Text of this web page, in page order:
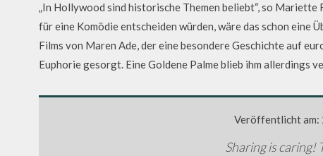
„In Hollywood sind historische Themen beliebt“, so Mariette
für eine Komödie entscheiden würden, wäre das schon eine
Films von Maren Ade, der eine besondere Geschichte auf
Euphorie gesorgt. Eine Goldene Palme blieb ihm allerdings
Veröffentlicht am:
Sharing is caring!